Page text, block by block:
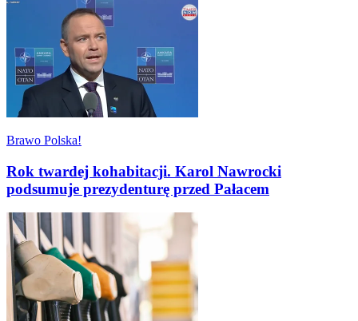
Brawo Polska!
Rok twardej kohabitacji. Karol Nawrocki
podsumuje prezydenturę przed Pałacem